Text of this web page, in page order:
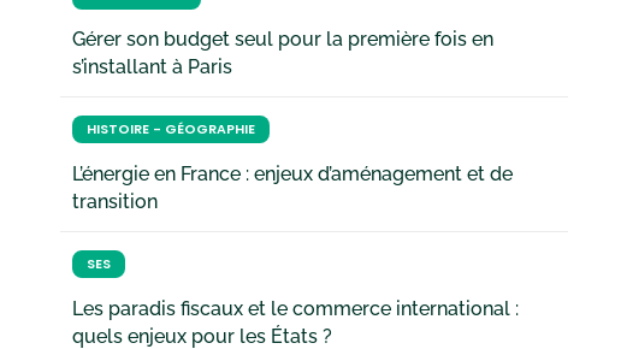
Gérer son budget seul pour la première fois en
s’installant à Paris
HISTOIRE - GÉOGRAPHIE
L’énergie en France : enjeux d’aménagement et de
transition
SES
Les paradis fiscaux et le commerce international :
quels enjeux pour les États ?